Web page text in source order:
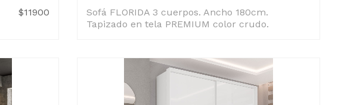
$11900
Sofá FLORIDA 3 cuerpos. Ancho 180cm.
Tapizado en tela PREMIUM color crudo.